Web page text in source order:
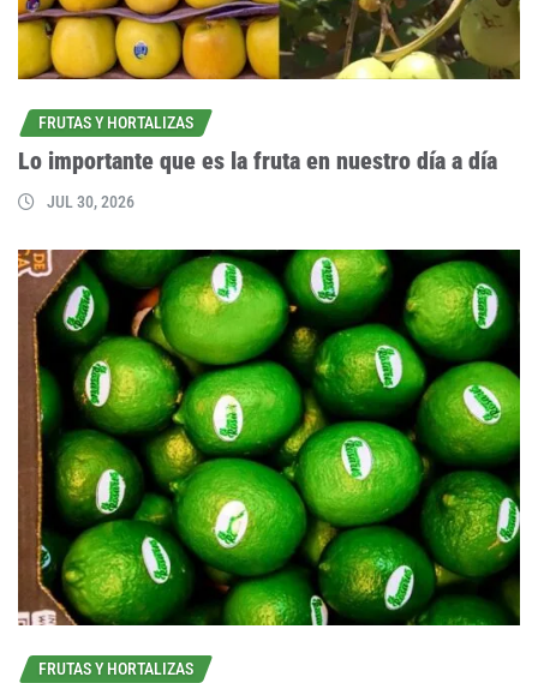
FRUTAS Y HORTALIZAS
Lo importante que es la fruta en nuestro día a día
JUL 30, 2026
FRUTAS Y HORTALIZAS